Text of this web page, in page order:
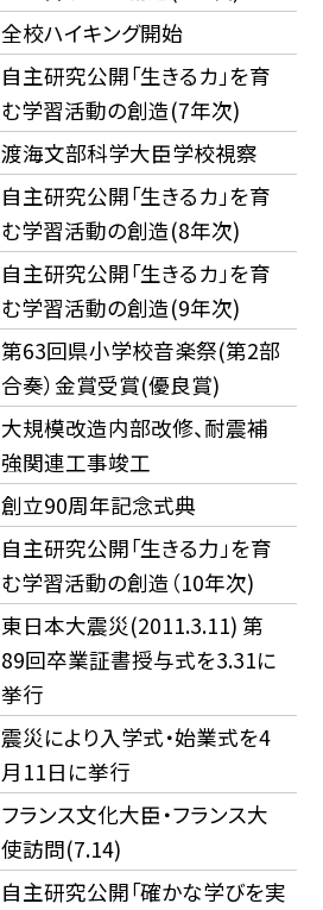
全校ハイキング開始
自主研究公開「生きるカ」を育
む学習活動の創造(7年次)
渡海文部科学大臣学校視察
自主研究公開「生きるカ」を育
む学習活動の創造(8年次)
自主研究公開「生きるカ」を育
む学習活動の創造(9年次)
第63回県小学校音楽祭(第2部
合奏）金賞受賞(優良賞)
大規模改造内部改修、耐震補
強関連工事竣工
創立90周年記念式典
自主研究公開「生きる力」を育
む学習活動の創造（10年次)
東日本大震災(2011.3.11) 第
89回卒業証書授与式を3.31に
挙行
震災により入学式・始業式を4
月11日に挙行
フランス文化大臣・フランス大
使訪問(7.14)
自主研究公開「確かな学びを実